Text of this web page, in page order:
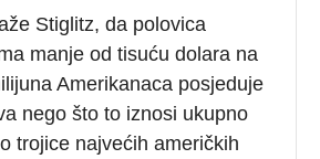
Stiglitz, da polovica
manje od tisuću dolara na
Amerikanaca posjeduje
nego što to iznosi ukupno
trojice najvećih američkih